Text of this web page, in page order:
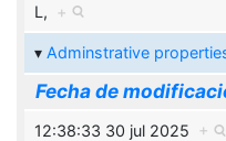
L, +
Adminstrative
Fecha de
12:38:33 30 jul 2025 +